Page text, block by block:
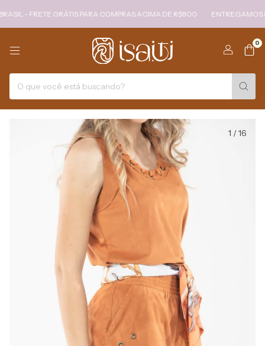
- FRETE GRÁTIS PARA COMPRAS ACIMA DE R$800 ENTREGAMOS
0
1 /16